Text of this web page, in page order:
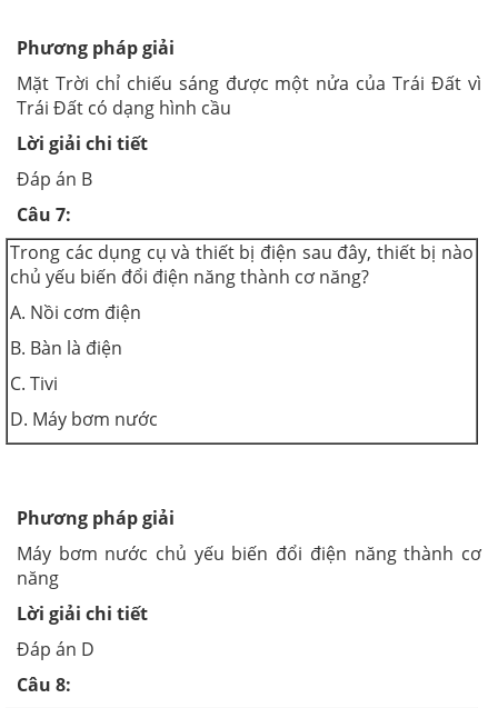
Phương pháp giải
Mặt Trời chỉ chiếu sáng được một nửa của Trái Đất vì
Trái Đất có dạng hình cầu
Lời giải chi tiết
Đáp án B
Câu 7:
Trong các dụng cụ và thiết bị điện sau đây, thiết bị nào
chủ yếu biến đổi điện năng thành cơ năng?
A. Nồi cơm điện
B. Bàn là điện
C. Tivi
D. Máy bơm nước
Phương pháp giải
Máy bơm nước chủ yếu biến đổi điện năng thành cơ
năng
Lời giải chi tiết
Đáp án D
Câu 8: